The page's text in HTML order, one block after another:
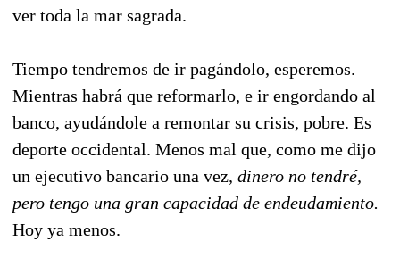
ver toda la mar sagrada.
Tiempo tendremos de ir pagándolo, esperemos.
Mientras habrá que reformarlo, e ir engordando al
banco, ayudándole a remontar su crisis, pobre. Es
deporte occidental. Menos mal que, como me dijo
un ejecutivo bancario una vez, dinero no tendré,
pero tengo una gran capacidad de endeudamiento.
Hoy ya menos.